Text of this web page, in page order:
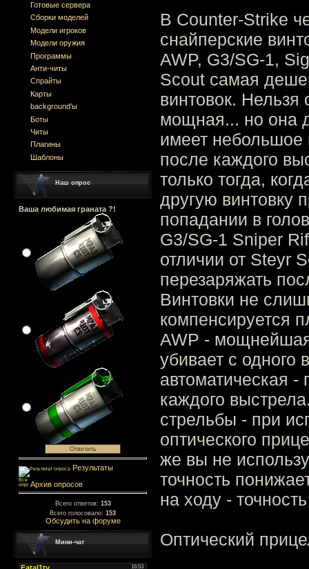
Готовые сервера
Сборки моделей
Модели игроков
Модели оружия
Программы
Анти-читы
Спрайты
Карты
background'ы
Боты
Читы
Плагины
Шаблоны
Наш опрос
Ваша любимая граната ?!
Результаты
Архив опросов
Всего ответов: 153
Всего голосовало: 153
Обсудить на форуме
Мини-чат
В Counter-Strike
снайперские
AWP, G3/SG-1,
Scout самая
винтовок. Нельзя
мощная... но она
имеет небольшое
после каждого
только тогда,
другую винтовку
попадании в
G3/SG-1 Sniper
отличии от Steyr
перезаряжать
Винтовки не
компенсируется
AWP - мощнейшая
убивает с одного
автоматическая -
каждого
стрельбы - при
оптического
же вы не
точность
на ходу -
Оптический